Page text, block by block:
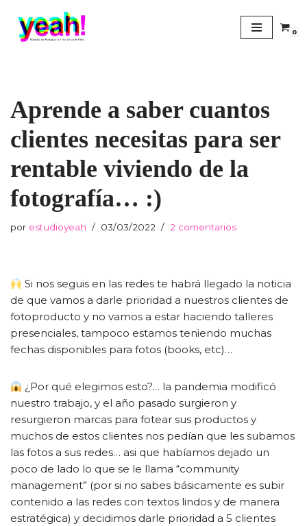
Saltar
0
Aprende a saber cuantos
clientes necesitas para ser
rentable viviendo de la
fotografía… :)
por estudioyeah 03/03/2022 2 comentarios
Si nos seguis en las redes te habrá llegado la noticia
de que vamos a darle prioridad a nuestros clientes de
fotoproducto y no vamos a estar haciendo talleres
presenciales, tampoco estamos teniendo muchas
fechas disponibles para fotos (books, etc)…
¿Por qué elegimos esto?… la pandemia modificó
nuestro trabajo, y el año pasado surgieron y
resurgieron marcas para fotear sus productos y
muchos de estos clientes nos pedían que les subamos
las fotos a sus redes… asi que habíamos dejado un
poco de lado lo que se le llama “community
management” (por si no sabes básicamente es subir
contenido a las redes con textos lindos y de manera
estratégica) y decidimos darle prioridad a 5 clientes